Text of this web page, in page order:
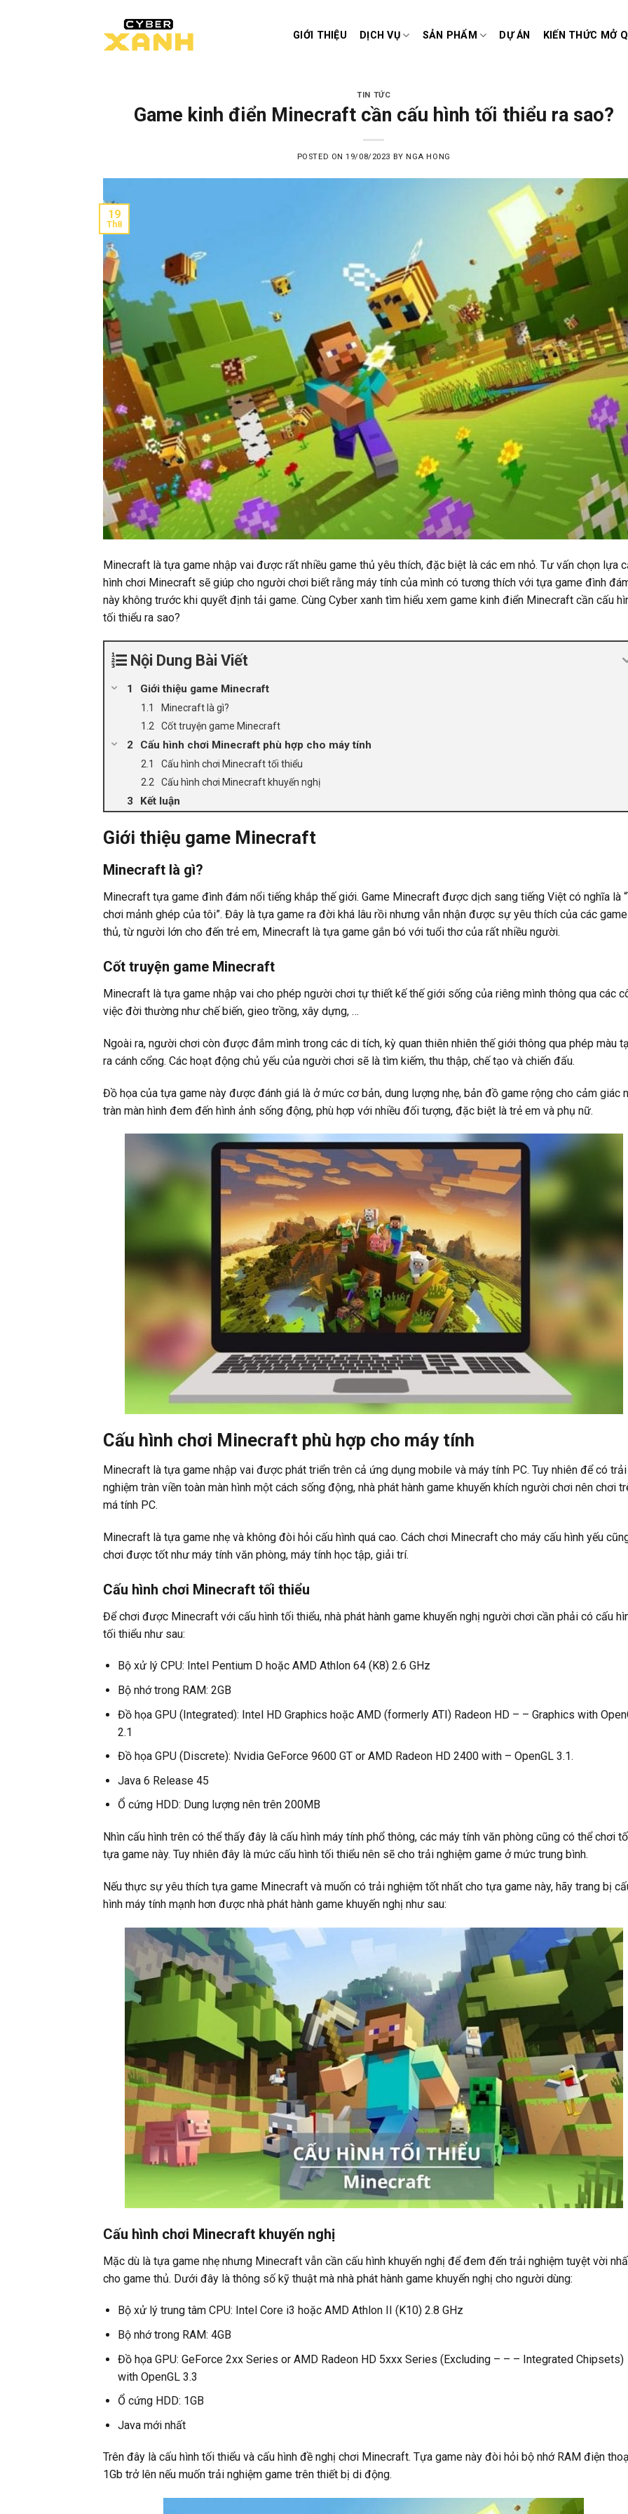
GIỚI THIỆU DỊCH VỤ SẢN PHẨM DỰ ÁN KIẾN THỨC MỞ
TIN TỨC
Game kinh điển Minecraft cần cấu hình tối thiểu ra sao?
POSTED ON19/08/2023 BY NGA HONG
19
Th8
Minecraft là tựa game nhập vai được rất nhiều game thủ yêu thích, đặc biệt là các em nhỏ. Tư vấn chọn lựa
hình chơi Minecraft sẽ giúp cho người chơi biết rằng máy tính của mình có tương thích với tựa game đình
này không trước khi quyết định tải game. Cùng Cyber xanh tìm hiểu xem game kinh điển Minecraft cần cấu
tối thiểu ra sao?
Nội Dung Bài Viết
Giới thiệu game Minecraft
Minecraft là gì?
Cốt truyện game Minecraft
Cấu hình chơi Minecraft phù hợp cho máy tính
Cấu hình chơi Minecraft tối thiểu
Cấu hình chơi Minecraft khuyến nghị
Kết luận
Giới thiệu game Minecraft
Minecraft là gì?
Minecraft tựa game đình đám nổi tiếng khắp thế giới. Game Minecraft được dịch sang tiếng Việt có nghĩa là
chơi mảnh ghép của tôi”. Đây là tựa game ra đời khá lâu rồi nhưng vẫn nhận được sự yêu thích của các game
thủ, từ người lớn cho đến trẻ em, Minecraft là tựa game gắn bó với tuổi thơ của rất nhiều người.
Cốt truyện game Minecraft
Minecraft là tựa game nhập vai cho phép người chơi tự thiết kế thế giới sống của riêng mình thông qua các
việc đời thường như chế biến, gieo trồng, xây dựng, …
Ngoài ra, người chơi còn được đắm mình trong các di tích, kỳ quan thiên nhiên thế giới thông qua phép màu
ra cánh cổng. Các hoạt động chủ yếu của người chơi sẽ là tìm kiếm, thu thập, chế tạo và chiến đấu.
Đồ họa của tựa game này được đánh giá là ở mức cơ bản, dung lượng nhẹ, bản đồ game rộng cho cảm giác
tràn màn hình đem đến hình ảnh sống động, phù hợp với nhiều đối tượng, đặc biệt là trẻ em và phụ nữ.
Cấu hình chơi Minecraft phù hợp cho máy tính
Minecraft là tựa game nhập vai được phát triển trên cả ứng dụng mobile và máy tính PC. Tuy nhiên để có trải
nghiệm tràn viền toàn màn hình một cách sống động, nhà phát hành game khuyến khích người chơi nên chơi
má tính PC.
Minecraft là tựa game nhẹ và không đòi hỏi cấu hình quá cao. Cách chơi Minecraft cho máy cấu hình yếu
chơi được tốt như máy tính văn phòng, máy tính học tập, giải trí.
Cấu hình chơi Minecraft tối thiểu
Để chơi được Minecraft với cấu hình tối thiểu, nhà phát hành game khuyến nghị người chơi cần phải có cấu
tối thiểu như sau:
Bộ xử lý CPU: Intel Pentium D hoặc AMD Athlon 64 (K8) 2.6 GHz
Bộ nhớ trong RAM: 2GB
Đồ họa GPU (Integrated): Intel HD Graphics hoặc AMD (formerly ATI) Radeon HD – – Graphics with
2.1
Đồ họa GPU (Discrete): Nvidia GeForce 9600 GT or AMD Radeon HD 2400 with – OpenGL 3.1.
Java 6 Release 45
Ổ cứng HDD: Dung lượng nên trên 200MB
Nhìn cấu hình trên có thể thấy đây là cấu hình máy tính phổ thông, các máy tính văn phòng cũng có thể chơi
tựa game này. Tuy nhiên đây là mức cấu hình tối thiểu nên sẽ cho trải nghiệm game ở mức trung bình.
Nếu thực sự yêu thích tựa game Minecraft và muốn có trải nghiệm tốt nhất cho tựa game này, hãy trang bị
hình máy tính mạnh hơn được nhà phát hành game khuyến nghị như sau:
Cấu hình chơi Minecraft khuyến nghị
Mặc dù là tựa game nhẹ nhưng Minecraft vẫn cần cấu hình khuyến nghị để đem đến trải nghiệm tuyệt vời
cho game thủ. Dưới đây là thông số kỹ thuật mà nhà phát hành game khuyến nghị cho người dùng:
Bộ xử lý trung tâm CPU: Intel Core i3 hoặc AMD Athlon II (K10) 2.8 GHz
Bộ nhớ trong RAM: 4GB
Đồ họa GPU: GeForce 2xx Series or AMD Radeon HD 5xxx Series (Excluding – – – Integrated Chipsets)
with OpenGL 3.3
Ổ cứng HDD: 1GB
Java mới nhất
Trên đây là cấu hình tối thiểu và cấu hình đề nghị chơi Minecraft. Tựa game này đòi hỏi bộ nhớ RAM điện
1Gb trở lên nếu muốn trải nghiệm game trên thiết bị di động.